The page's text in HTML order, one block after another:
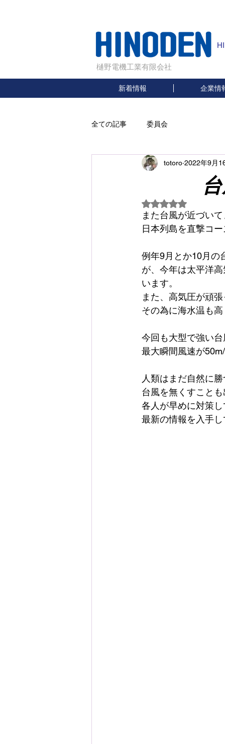
樋野電機工業有限会社
新着情報 企業情
全ての記事 委員会
台風
totoro 2022年9月
5つ星のうちNaN
また台風が近づい
日本列島を直撃コ
例年9月とか10月の
が、今年は太平洋
います。
また、高気圧が頑
その為に海水温も
今回も大型で強い
最大瞬間風速が
人類はまだ自然に
台風を無くすこと
各人が早めに対策
最新の情報を入手